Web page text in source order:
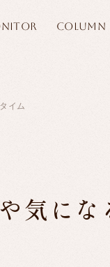
COLUMN
イム
気に